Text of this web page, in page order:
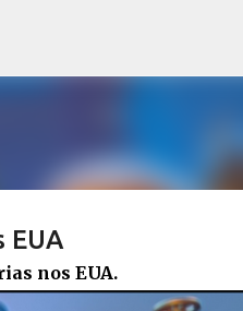
EUA
nos EUA.